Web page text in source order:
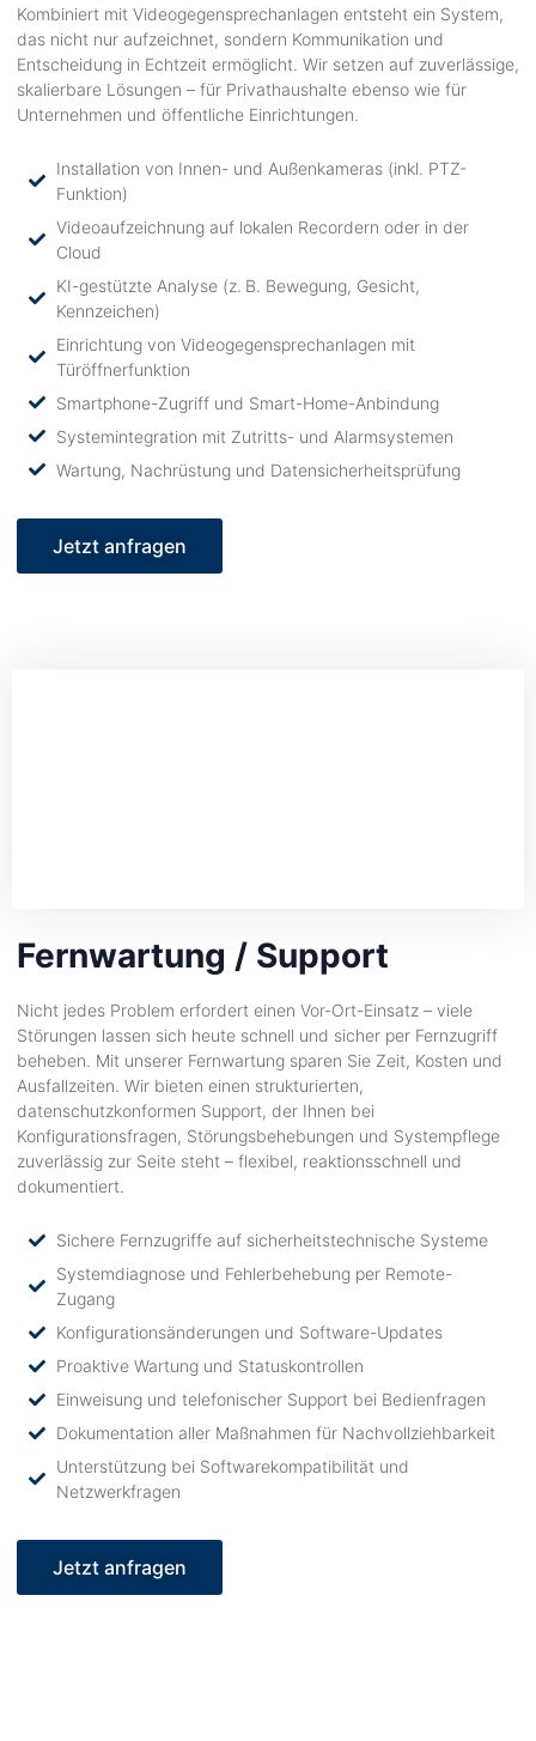
Kombiniert mit Videogegensprechanlagen entsteht ein System,
das nicht nur aufzeichnet, sondern Kommunikation und
Entscheidung in Echtzeit ermöglicht. Wir setzen auf zuverlässige,
skalierbare Lösungen – für Privathaushalte ebenso wie für
Unternehmen und öffentliche Einrichtungen.
Installation von Innen- und Außenkameras (inkl. PTZ-
Funktion)
Videoaufzeichnung auf lokalen Recordern oder in der
Cloud
KI-gestützte Analyse (z. B. Bewegung, Gesicht,
Kennzeichen)
Einrichtung von Videogegensprechanlagen mit
Türöffnerfunktion
Smartphone-Zugriff und Smart-Home-Anbindung
Systemintegration mit Zutritts- und Alarmsystemen
Wartung, Nachrüstung und Datensicherheitsprüfung
Jetzt anfragen
Fernwartung / Support
Nicht jedes Problem erfordert einen Vor-Ort-Einsatz – viele
Störungen lassen sich heute schnell und sicher per Fernzugriff
beheben. Mit unserer Fernwartung sparen Sie Zeit, Kosten und
Ausfallzeiten. Wir bieten einen strukturierten,
datenschutzkonformen Support, der Ihnen bei
Konfigurationsfragen, Störungsbehebungen und Systempflege
zuverlässig zur Seite steht – flexibel, reaktionsschnell und
dokumentiert.
Sichere Fernzugriffe auf sicherheitstechnische Systeme
Systemdiagnose und Fehlerbehebung per Remote-
Zugang
Konfigurationsänderungen und Software-Updates
Proaktive Wartung und Statuskontrollen
Einweisung und telefonischer Support bei Bedienfragen
Dokumentation aller Maßnahmen für Nachvollziehbarkeit
Unterstützung bei Softwarekompatibilität und
Netzwerkfragen
Jetzt anfragen